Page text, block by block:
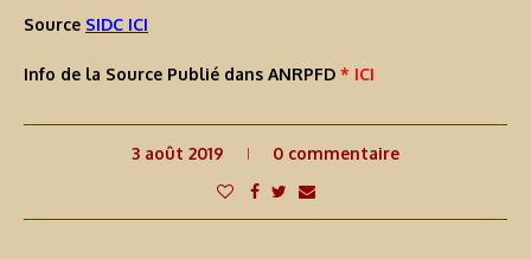
Source SIDC ICI
Info de la Source Publié dans ANRPFD * ICI
3 août 2019 0 commentaire